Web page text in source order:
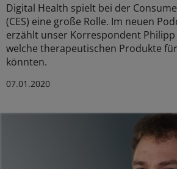
Digital Health spielt bei der
(CES) eine große Rolle. Im neuen
erzählt unser Korrespondent
welche therapeutischen Produkte
könnten.
07.01.2020